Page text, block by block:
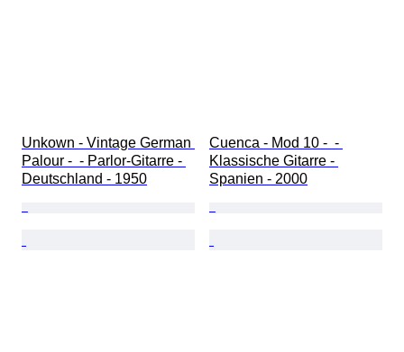
Unkown - Vintage German
Palour -  - Parlor-Gitarre -
Deutschland - 1950
Cuenca - Mod 10 -  -
Klassische Gitarre -
Spanien - 2000